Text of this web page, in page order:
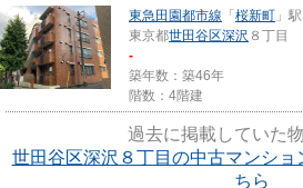
東急田園都市線 「桜新町 」
東京都世田谷区深沢 ８丁目
-
築年数：築46年
階数：4階建
過去に掲載していた物
世田谷区深沢８丁目の中古マンショ
ちら